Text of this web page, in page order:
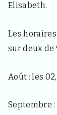
4
p
o
l
h
Elisabeth.
Les
sur deux de
Août : les
Septembre :